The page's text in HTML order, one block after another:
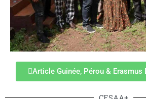
Article Guinée, Pérou & Erasmus